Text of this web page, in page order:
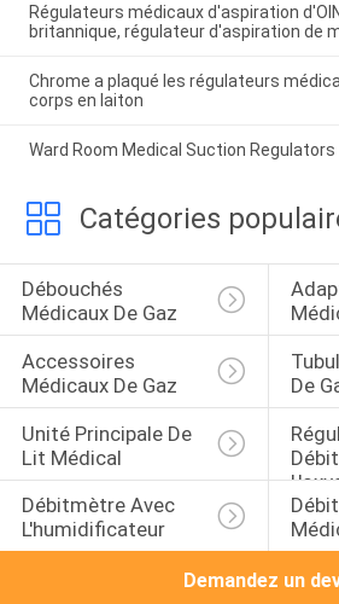
Régulateurs médicaux d'aspiration
britannique, régulateur d'aspiration de
Chrome a plaqué les régulateurs
corps en laiton
Ward Room Medical Suction
Catégories
Débouchés
Médicaux De Gaz
Accessoires
Médicaux De Gaz
De
Unité Principale De
Lit Médical
Débitmètre Avec
L'humidificateur
Demandez un